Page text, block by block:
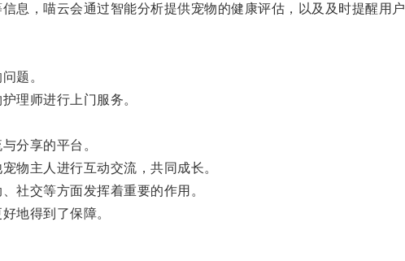
，喵云会通过智能分析提供宠物的健康评估，以及及时提醒用户
题。
理师进行上门服务。
分享的平台。
主人进行互动交流，共同成长。
交等方面发挥着重要的作用。
地得到了保障。